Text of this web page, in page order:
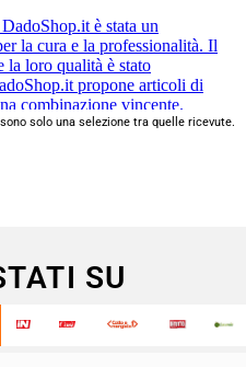
solo una selezione tra quelle ricevute.
SU